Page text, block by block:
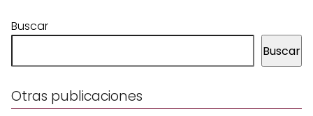
Buscar
Buscar
Otras publicaciones